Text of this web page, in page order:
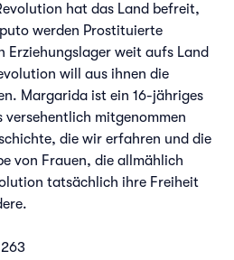
hat das Land befreit,
werden Prostituierte
Erziehungslager weit aufs Land
will aus ihnen die
Margarida ist ein 16-jähriges
versehentlich mitgenommen
die wir erfahren und die
von Frauen, die allmählich
tatsächlich ihre Freiheit